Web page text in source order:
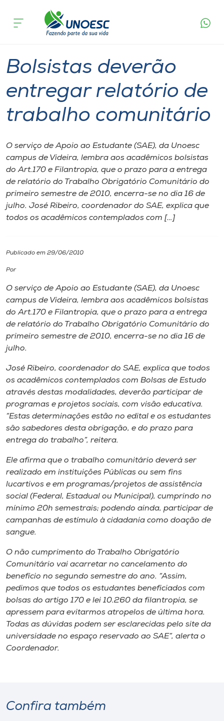
Cursos
Pesquisa
Atendimento ao Estudante
Portal de Ensino
A
Internacionalização
Cultura
CPA
Biblioteca
Editora
Rádio
Unoesc
Store
o idioma
acontece
Bolsistas deverão
entregar relatório de
trabalho comunitário
O serviço de Apoio ao Estudante (SAE), da Unoesc
campus de Videira, lembra aos acadêmicos bolsistas
do Art.170 e Filantropia, que o prazo para a entrega
de relatório do Trabalho Obrigatório Comunitário do
primeiro semestre de 2010, encerra-se no dia 16 de
julho. José Ribeiro, coordenador do SAE, explica que
todos os acadêmicos contemplados com […]
Publicado em 29/06/2010
Por
O serviço de Apoio ao Estudante (SAE), da Unoesc
campus de Videira, lembra aos acadêmicos bolsistas
do Art.170 e Filantropia, que o prazo para a entrega
de relatório do Trabalho Obrigatório Comunitário do
primeiro semestre de 2010, encerra-se no dia 16 de
julho.
José Ribeiro, coordenador do SAE, explica que todos
os acadêmicos contemplados com Bolsas de Estudo
através destas modalidades, deverão participar de
programas e projetos sociais, com visão educativa.
“Estas determinações estão no edital e os estudantes
são sabedores desta obrigação, e do prazo para
entrega do trabalho”, reitera.
Ele afirma que o trabalho comunitário deverá ser
realizado em instituições Públicas ou sem fins
lucartivos e em programas/projetos de assistência
social (Federal, Estadual ou Municipal), cumprindo no
mínimo 20h semestrais; podendo ainda, participar de
campanhas de estímulo à cidadania como doação de
sangue.
O não cumprimento do Trabalho Obrigatório
Comunitário vai acarretar no cancelamento do
benefício no segundo semestre do ano. “Assim,
pedimos que todos os estudantes beneficiados com
bolsas do artigo 170 e lei 10.260 da filantropia, se
apressem para evitarmos atropelos de última hora.
Todas as dúvidas podem ser esclarecidas pelo site da
universidade no espaço reservado ao SAE”, alerta o
Coordenador.
Confira também